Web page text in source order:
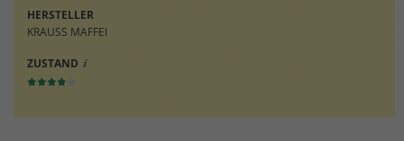
HERSTELLER
KRAUSS MAFFEI
ZUSTAND
Zweck
Einstellungen. Unter anderem eine
zufällig generierte ID, für die historische
Speicherung Ihrer vorgenommen
Einstellungen, falls der Webseiten-
Betreiber dies eingestellt hat.